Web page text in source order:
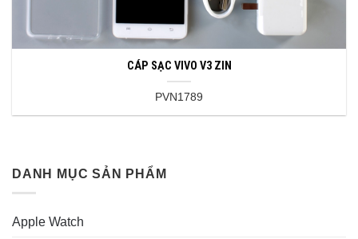
CÁP SẠC VIVO V3 ZIN
PVN1789
DANH MỤC SẢN PHẨM
Apple Watch